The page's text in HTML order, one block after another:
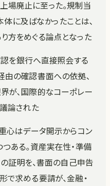
場廃止に至った。規制当
に及ばなかったことは、
方をめぐる論点となった
を銀行へ直接照会する
由の確認書面への依拠、
が、国際的なコーポレー
論された
心はデータ開示からコン
ある。資産実在性・準備
証明を、書面の自己申告
求める要請が、金融・